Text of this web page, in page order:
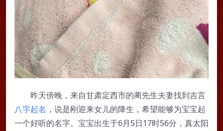
昨天傍晚，来自甘肃定西市的蔺先生夫妻找到吉言
八字起名 ，说是刚迎来女儿的降生，希望能够为宝宝起
一个好听的名字。宝宝出生于6月5日17时56分，真太阳